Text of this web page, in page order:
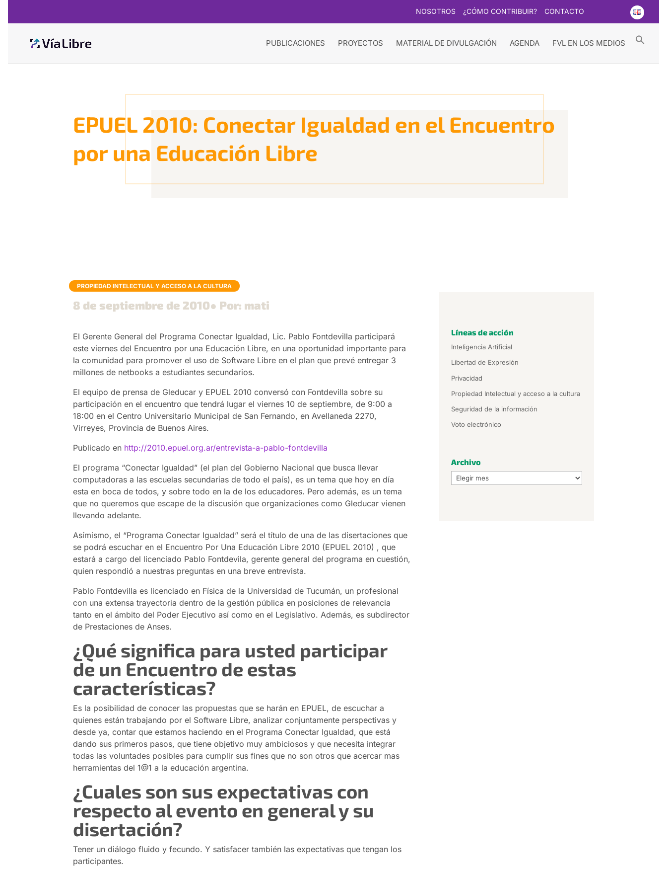
NOSOTROS ¿CÓMO CONTRIBUIR? CONTACTO
PUBLICACIONES PROYECTOS MATERIAL DE DIVULGACIÓN AGENDA FVL EN LOS MEDIOS
EPUEL 2010: Conectar Igualdad en el Encuentro
por una Educación Libre
PROPIEDAD INTELECTUAL Y ACCESO A LA CULTURA
8 de septiembre de 2010● Por: mati
El Gerente General del Programa Conectar Igualdad, Lic. Pablo Fontdevilla participará
este viernes del Encuentro por una Educación Libre, en una oportunidad importante para
la comunidad para promover el uso de Software Libre en el plan que prevé entregar 3
millones de netbooks a estudiantes secundarios.
El equipo de prensa de Gleducar y EPUEL 2010 conversó con Fontdevilla sobre su
participación en el encuentro que tendrá lugar el viernes 10 de septiembre, de 9:00 a
18:00 en el Centro Universitario Municipal de San Fernando, en Avellaneda 2270,
Virreyes, Provincia de Buenos Aires.
Publicado en http://2010.epuel.org.ar/entrevista-a-pablo-fontdevilla
El programa “Conectar Igualdad” (el plan del Gobierno Nacional que busca llevar
computadoras a las escuelas secundarias de todo el país), es un tema que hoy en día
esta en boca de todos, y sobre todo en la de los educadores. Pero además, es un tema
que no queremos que escape de la discusión que organizaciones como Gleducar vienen
llevando adelante.
Asímismo, el “Programa Conectar Igualdad” será el título de una de las disertaciones que
se podrá escuchar en el Encuentro Por Una Educación Libre 2010 (EPUEL 2010) , que
estará a cargo del licenciado Pablo Fontdevila, gerente general del programa en cuestión,
quien respondió a nuestras preguntas en una breve entrevista.
Pablo Fontdevilla es licenciado en Física de la Universidad de Tucumán, un profesional
con una extensa trayectoria dentro de la gestión pública en posiciones de relevancia
tanto en el ámbito del Poder Ejecutivo así como en el Legislativo. Además, es subdirector
de Prestaciones de Anses.
¿Qué significa para usted participar
de un Encuentro de estas
características?
Es la posibilidad de conocer las propuestas que se harán en EPUEL, de escuchar a
quienes están trabajando por el Software Libre, analizar conjuntamente perspectivas y
desde ya, contar que estamos haciendo en el Programa Conectar Igualdad, que está
dando sus primeros pasos, que tiene objetivo muy ambiciosos y que necesita integrar
todas las voluntades posibles para cumplir sus fines que no son otros que acercar mas
herramientas del 1@1 a la educación argentina.
¿Cuales son sus expectativas con
respecto al evento en general y su
disertación?
Tener un diálogo fluido y fecundo. Y satisfacer también las expectativas que tengan los
participantes.
Líneas de acción
Inteligencia Artificial
Libertad de Expresión
Privacidad
Propiedad Intelectual y acceso a la cultura
Seguridad de la información
Voto electrónico
Archivo
Archivo